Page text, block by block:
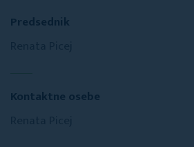
Predsednik
Kontaktne osebe